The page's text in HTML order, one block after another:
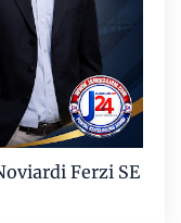
Ferzi SE